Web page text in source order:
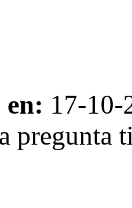
en: 17-10-
pregunta